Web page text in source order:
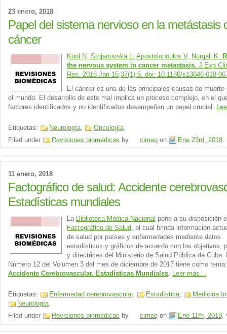
23 enero, 2018
Papel del sistema nervioso en la metástasis
cáncer
Kuol N, Stojanovska L, Apostolopoulos V, Nurgali K.
the nervous system in cancer metastasis. J Exp
Res. 2018 Jan 15;37(1):5. doi: 10.1186/s13046-018-
El cáncer es una de las principales causas de muerte
el mundo. El desarrollo de este mal implica un proceso complejo, en el
factores identificados y no identificados desempeñan un papel crucial.
Etiquetas: Neurología, Oncología.
Filed under
Revisiones biomédicas by cimeq on Ene 23rd, 2018.
11 enero, 2018
Factográfico de salud: Accidente
Estadísticas mundiales
La Biblioteca Médica Nacional pone a su disposición
Factográfico de Salud, el cual brinda información
de salud por países y enfermedades mediante datos
estadísticos y gráficos de acuerdo con los objetivos,
y directrices del Ministerio de Salud Pública de Cuba.
Número 12 del Volumen 3 del mes de diciembre de 2017 tiene como tema:
Accidente Cerebrovascular. Estadísticas Mundiales. Leer más…
Etiquetas: Enfermedad cerebrovascular, Estadística,
Medicina
Neurología.
Filed under
Revisiones biomédicas by cimeq on Ene 11th, 2018.